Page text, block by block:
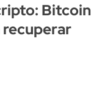
Bitcoin
recuperar